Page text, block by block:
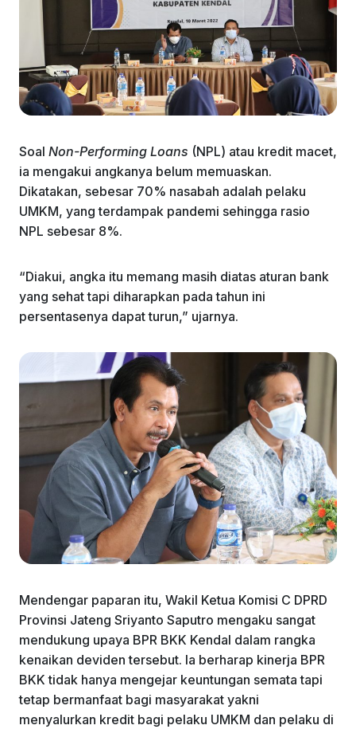
Soal Non-Performing Loans (NPL) atau kredit macet,
ia mengakui angkanya belum memuaskan.
Dikatakan, sebesar 70% nasabah adalah pelaku
UMKM, yang terdampak pandemi sehingga rasio
NPL sebesar 8%.
“Diakui, angka itu memang masih diatas aturan bank
yang sehat tapi diharapkan pada tahun ini
persentasenya dapat turun,” ujarnya.
Mendengar paparan itu, Wakil Ketua Komisi C DPRD
Provinsi Jateng Sriyanto Saputro mengaku sangat
mendukung upaya BPR BKK Kendal dalam rangka
kenaikan deviden tersebut. Ia berharap kinerja BPR
BKK tidak hanya mengejar keuntungan semata tapi
tetap bermanfaat bagi masyarakat yakni
menyalurkan kredit bagi pelaku UMKM dan pelaku di